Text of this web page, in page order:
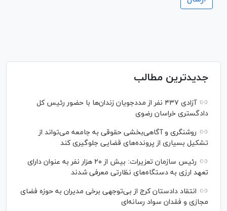
جدیدترین مطالب
آزادی ۴۳۷ نفر از مددجویان زندان‌ها با حضور رئیس کل
دادگستری خراسان رضوی
روشنگری و آگاهی‌بخشی حقوقی به جامعه می‌تواند از
تشکیل بسیاری از پرونده‌های قضایی جلوگیری کند
رئیس سازمان تعزیرات: بیش از ۲۰ هزار نفر به عنوان دارای
تعهد ارزی به دستگاه‌های نظارتی معرفی شدند
انتقاد دادستان کرج از بی‌توجهی برخی مدیران به حوزه فضای
مجازی و فقدان سواد رسانه‌ای